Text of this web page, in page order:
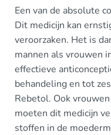
Een van de absolute
Dit medicijn kan
veroorzaken. Het is
mannen als vrouwen
effectieve
behandeling en tot
Rebetol. Ook
moeten dit medicijn
stoffen in de